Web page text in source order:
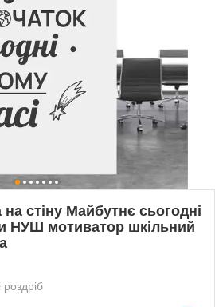
на стіну Майбутнє сьогодні
НУШ мотиватор шкільний
роздріб